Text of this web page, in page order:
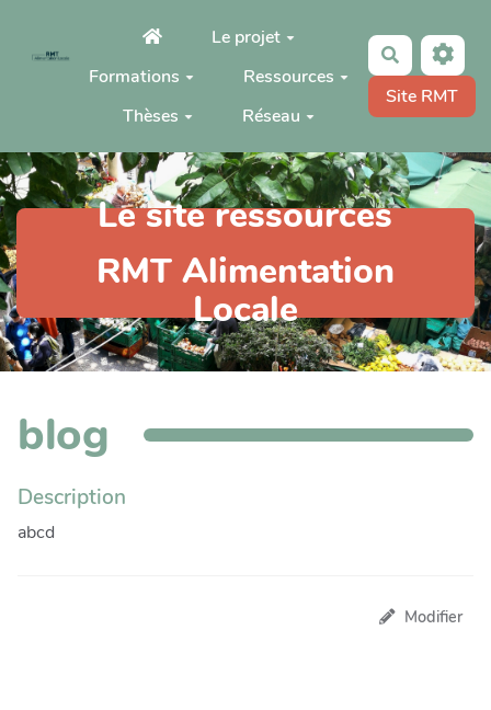
Aller au contenu principalLe projet
Formations
Ressources
Thèses
Réseau
Rechercher
Site RMT
Le site ressources
RMT Alimentation
Locale
blog
Description
abcd
Modifier